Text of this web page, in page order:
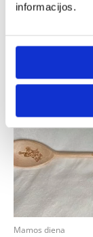
informacijos.
- PASIRINKITE
Mamos diena